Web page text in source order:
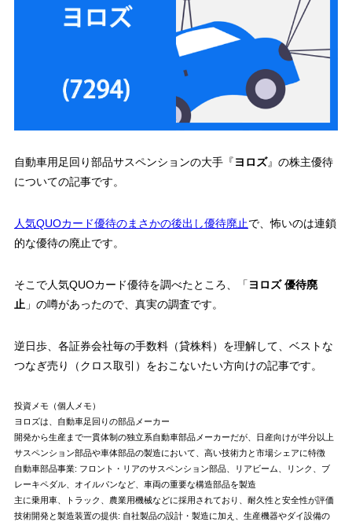
自動車用足回り部品サスペンションの大手『ヨロズ』の株主優待
についての記事です。
人気QUOカード優待のまさかの後出し優待廃止で、怖いのは連鎖
的な優待の廃止です。
そこで人気QUOカード優待を調べたところ、「 ヨロズ 優待廃
止 」の噂があったので、真実の調査です。
逆日歩、各証券会社毎の手数料（貸株料） を理解して、ベストな
つなぎ売り（クロス取引） をおこないたい方向けの記事です。
投資メモ（個人メモ）
ヨロズは、自動車足回りの部品メーカー
開発から生産まで一貫体制の独立系自動車部品メーカーだが、日産向けが半分以上
サスペンション部品や車体部品の製造において、高い技術力と市場シェアに特徴
自動車部品事業: フロント・リアのサスペンション部品、リアビーム、リンク、ブ
レーキペダル、オイルパンなど、車両の重要な構造部品を製造
主に乗用車、トラック、農業用機械などに採用されており、耐久性と安全性が評価
技術開発と製造装置の提供: 自社製品の設計・製造に加え、生産機器やダイ設備の